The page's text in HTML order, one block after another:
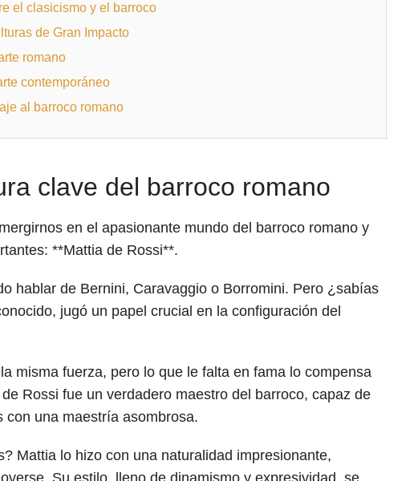
el clasicismo y el barroco
de Gran Impacto
romano
contemporáneo
al barroco romano
clave del barroco romano
en el apasionante mundo del barroco romano y
**Mattia de Rossi**.
hablar de Bernini, Caravaggio o Borromini. Pero ¿sabías
jugó un papel crucial en la configuración del
misma fuerza, pero lo que le falta en fama lo compensa
Rossi fue un verdadero maestro del barroco, capaz de
con una maestría asombrosa.
Mattia lo hizo con una naturalidad impresionante,